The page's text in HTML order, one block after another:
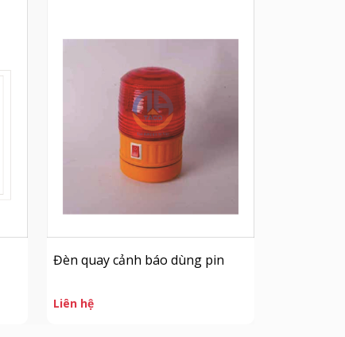
Đèn quay cảnh báo dùng pin
Liên hệ